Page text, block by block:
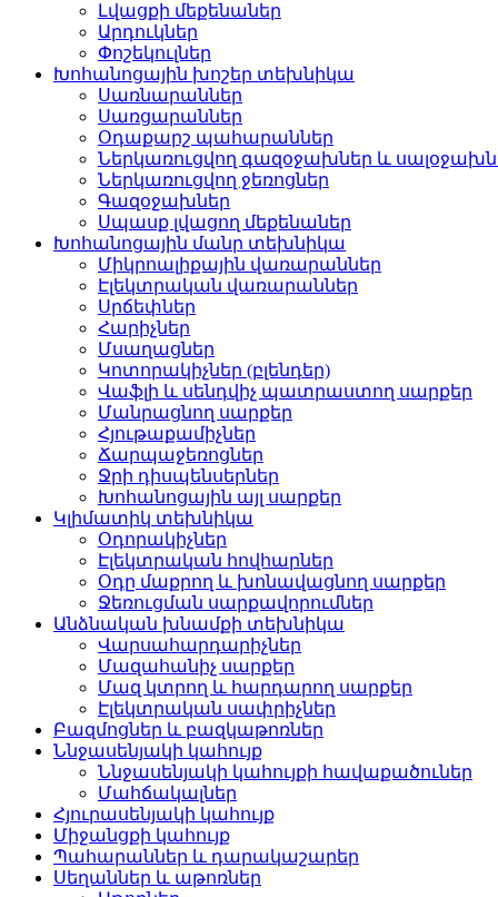
Լվացքի մեքենաներ
Արդուկներ
Փոշեկուլներ
Խոհանոցային խոշեր տեխնիկա
Սառնարաններ
Սառցարաններ
Օդաքարշ պահարաններ
Ներկառուցվող գազօջախներ և
Ներկառուցվող ջեռոցներ
Գազօջախներ
Սպասք լվացող մեքենաներ
Խոհանոցային մանր տեխնիկա
Միկրոալիքային վառարաններ
Էլեկտրական վառարաններ
Սրճեփներ
Հարիչներ
Մսաղացներ
Կոտորակիչներ (բլենդեր)
Վաֆլի և սենդվիչ պատրաստող սարքեր
Մանրացնող սարքեր
Հյութաքամիչներ
Ճարպաջեռոցներ
Ջրի դիսպենսերներ
Խոհանոցային այլ սարքեր
Կլիմատիկ տեխնիկա
Օդորակիչներ
Էլեկտրական հովհարներ
Օդը մաքրող և խոնավացնող սարքեր
Ջեռուցման սարքավորումներ
Անձնական խնամքի տեխնիկա
Վարսահարդարիչներ
Մազահանիչ սարքեր
Մազ կտրող և հարդարող սարքեր
Էլեկտրական սափրիչներ
Բազմոցներ և բազկաթոռներ
Ննջասենյակի կահույք
Ննջասենյակի կահույքի հավաքածուներ
Մահճակալներ
Հյուրասենյակի կահույք
Միջանցքի կահույք
Պահարաններ և դարակաշարեր
Սեղաններ և աթոռներ